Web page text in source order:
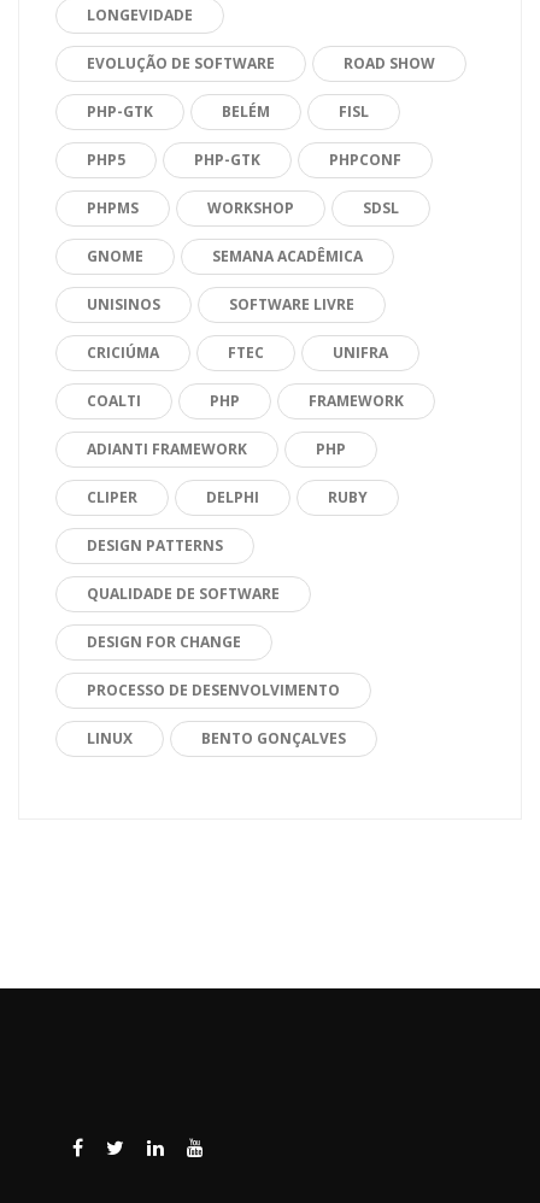
LONGEVIDADE
EVOLUÇÃO DE SOFTWARE ROAD SHOW
PHP-GTK BELÉM FISL
PHP5 PHP-GTK PHPCONF
PHPMS WORKSHOP SDSL
GNOME SEMANA ACADÊMICA
UNISINOS SOFTWARE LIVRE
CRICIÚMA FTEC UNIFRA
COALTI PHP FRAMEWORK
ADIANTI FRAMEWORK PHP
CLIPER DELPHI RUBY
DESIGN PATTERNS
QUALIDADE DE SOFTWARE
DESIGN FOR CHANGE
PROCESSO DE DESENVOLVIMENTO
LINUX BENTO GONÇALVES